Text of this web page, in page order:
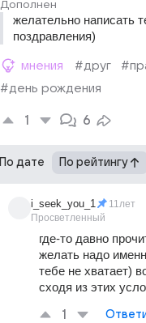
Дополнен
желательно написать
поздравления)
мнения #друг
#день рождения
1 6
По дате По рейтингу
i_seek_you_1
Просветленный
11лет
где-то давно
желать надо
тебе не хватает)
сходя из этих
1